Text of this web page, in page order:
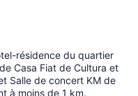
résidence du quartier
Casa Fiat de Cultura et
Salle de concert KM de
à moins de 1 km.